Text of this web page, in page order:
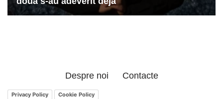
Despre noi Contacte
Privacy Policy Cookie Policy